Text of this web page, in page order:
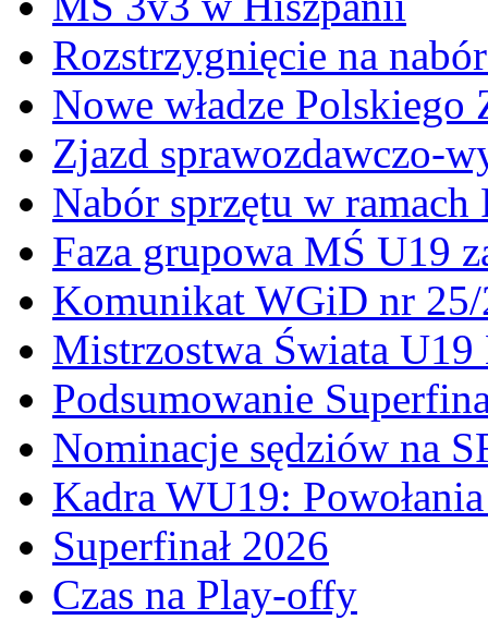
Rozstrzygnięcie na
Nowe władze
Zjazd sprawozdawczo-
Nabór sprzętu w ramach
Faza grupowa MŚ U19
Komunikat WGiD nr
Mistrzostwa Świata
Podsumowanie
Nominacje sędziów na
Kadra WU19:
Superfinał 2026
Czas na Play-offy